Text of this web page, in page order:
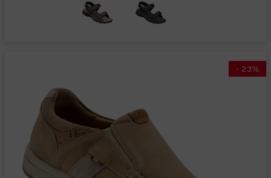
- 23%